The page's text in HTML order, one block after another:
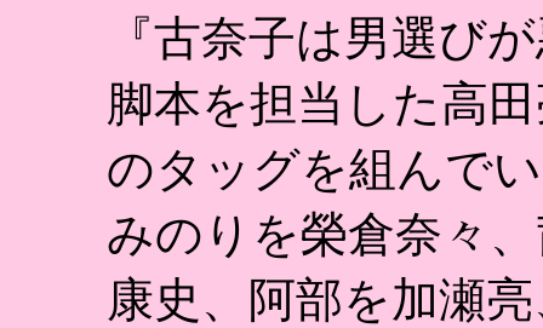
『古奈子は男選び
脚本を担当した高
のタッグを組んで
みのりを榮倉奈々
康史、阿部を加瀬